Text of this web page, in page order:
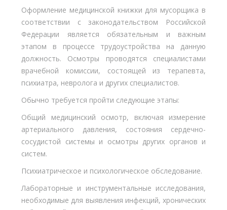
Оформление медицинской книжки для мусорщика в
соответствии с законодательством Российской
Федерации является обязательным и важным
этапом в процессе трудоустройства на данную
должность. Осмотры проводятся специалистами
врачебной комиссии, состоящей из терапевта,
психиатра, невролога и других специалистов.
Обычно требуется пройти следующие этапы:
Общий медицинский осмотр, включая измерение
артериального давления, состояния сердечно-
сосудистой системы и осмотры других органов и
систем.
Психиатрическое и психологическое обследование.
Лабораторные и инструментальные исследования,
необходимые для выявления инфекций, хронических